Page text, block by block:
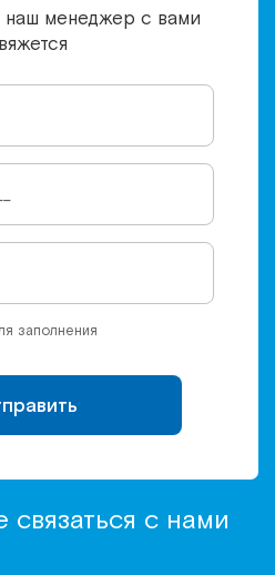
наш менеджер с вами
заполнения
с нами